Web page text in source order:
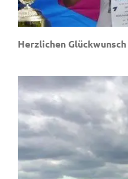
Herzlichen Glückwunsch